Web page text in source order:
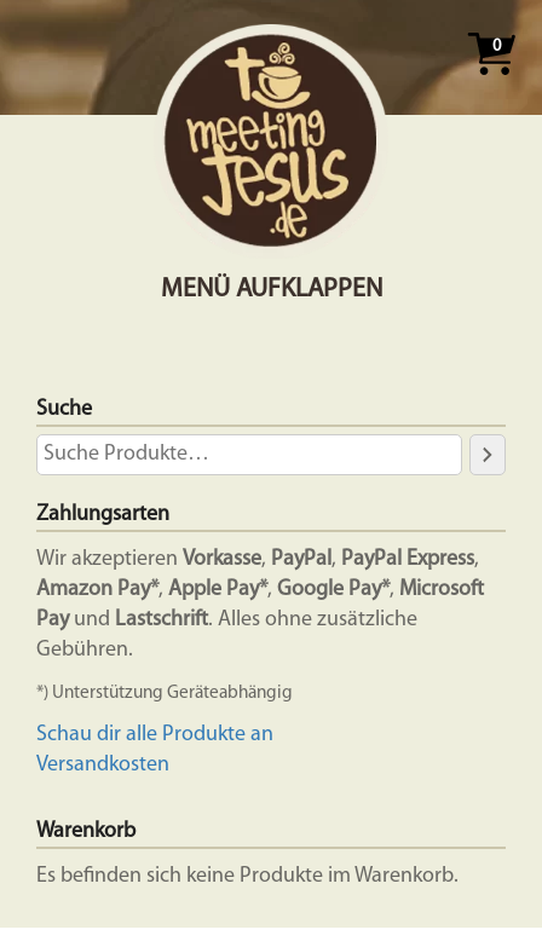
0
MENÜ AUFKLAPPEN
Suche
Zahlungsarten
Wir akzeptieren Vorkasse, PayPal, PayPal Express,
Amazon Pay*, Apple Pay*, Google Pay*, Microsoft
Payund Lastschrift. Alles ohne zusätzliche
Gebühren.
*) Unterstützung Geräteabhängig
Schau dir alle Produkte an
Versandkosten
Warenkorb
Es befinden sich keine Produkte im Warenkorb.